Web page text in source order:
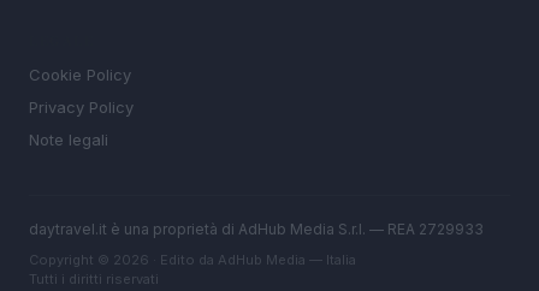
Cookie Policy
Privacy Policy
Note legali
daytravel.it è una proprietà di AdHub Media S.r.l. — REA 2729933
Copyright © 2026 · Edito da AdHub Media — Italia
Tutti i diritti riservati